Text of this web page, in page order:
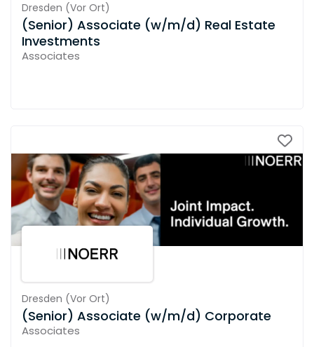
Dresden (Vor Ort)
(Senior) Associate (w/m/d) Real Estate
Investments
Associates
Dresden (Vor Ort)
(Senior) Associate (w/m/d) Corporate
Associates